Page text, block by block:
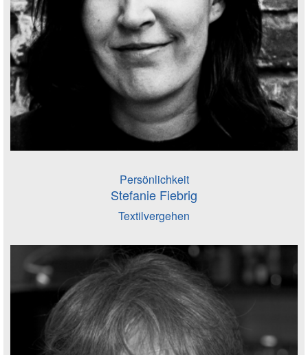
Persönlichkeit
Stefanie Fiebrig
Textilvergehen